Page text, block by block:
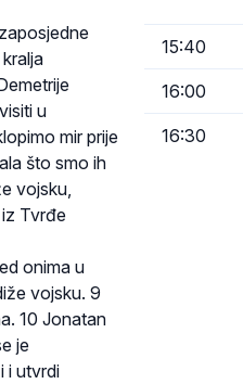
u
mir prije
što smo ih
vojsku,
Tvrđe
onima u
vojsku. 9
10 Jonatan
je
i utvrdi
15:40
16:00
16:30